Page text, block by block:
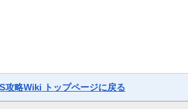
攻略Wiki トップページに戻る